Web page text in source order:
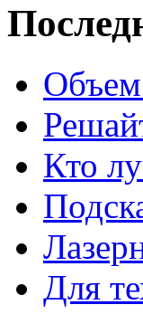
Кто
Для